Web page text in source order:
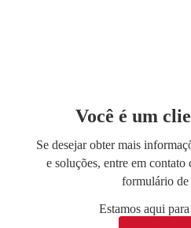
Você é um
Se desejar obter mais
e soluções, entre em
formulário de
Estamos aqui